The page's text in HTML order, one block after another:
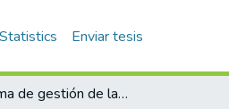
Statistics Enviar tesis
El sistema de gestión de la seguridad laboral y su influencia en el nivel de prevención de riesgo en la Municipalidad Provincial de Ilo, periodo 2013